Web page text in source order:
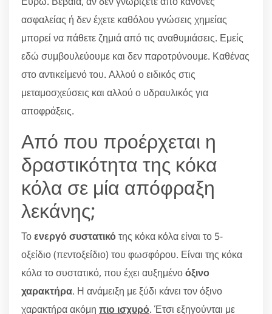
ασφαλείας ή δεν έχετε καθόλου γνώσεις χημείας
μπορεί να πάθετε ζημιά από τις αναθυμιάσεις. Εμείς
εδώ συμβουλεύουμε και δεν παροτρύνουμε. Καθένας
στο αντικείμενό του. Αλλού ο ειδικός στις
μεταμοσχεύσεις και αλλού ο υδραυλικός για
αποφράξεις.
Από που προέρχεται η
δραστικότητα της κόκα
κόλα σε μία απόφραξη
λεκάνης;
Τοενεργό συστατικότης κόκα κόλα είναι το 5-
οξείδιο (πεντοξείδιο) του φωσφόρου. Είναι της κόκα
κόλα το συστατικό, που έχει αυξημένοόξινο
χαρακτήρα. Η ανάμειξη με ξύδι κάνει τον όξινο
χαρακτήρα ακόμη πιο ισχυρό. Έτσι εξηγούνται με